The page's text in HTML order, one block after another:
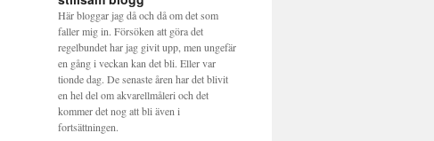
Här bloggar jag då och då om det som
faller mig in. Försöken att göra det
regelbundet har jag givit upp, men ungefär
en gång i veckan kan det bli. Eller var
tionde dag. De senaste åren har det blivit
en hel del om akvarellmåleri och det
kommer det nog att bli även i
fortsättningen.